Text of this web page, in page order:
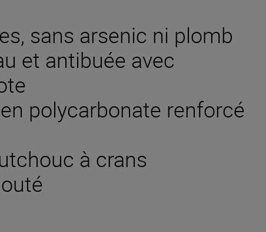
sans arsenic ni plomb
et antibuée avec
polycarbonate renforcé
à crans